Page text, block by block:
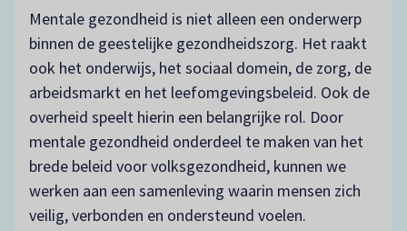
Mentale gezondheid is niet alleen een onderwerp
binnen de geestelijke gezondheidszorg. Het raakt
ook het onderwijs, het sociaal domein, de zorg, de
arbeidsmarkt en het leefomgevingsbeleid. Ook de
overheid speelt hierin een belangrijke rol. Door
mentale gezondheid onderdeel te maken van het
brede beleid voor volksgezondheid, kunnen we
werken aan een samenleving waarin mensen zich
veilig, verbonden en ondersteund voelen.